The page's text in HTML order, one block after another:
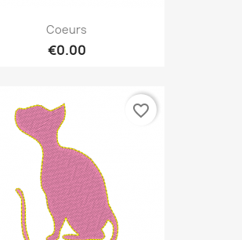
Coeurs
€0.00
favorite_border